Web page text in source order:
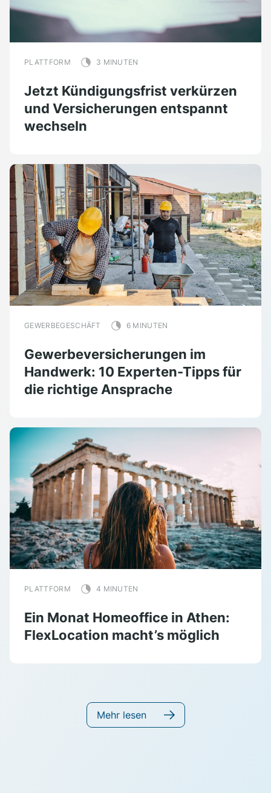
PLATTFORM 3 MINUTEN
Jetzt Kündigungsfrist verkürzen
und Versicherungen entspannt
wechseln
GEWERBEGESCHÄFT 6 MINUTEN
Gewerbeversicherungen im
Handwerk: 10 Experten-Tipps für
die richtige Ansprache
PLATTFORM 4 MINUTEN
Ein Monat Homeoffice in Athen:
FlexLocation macht’s möglich
Mehr lesen